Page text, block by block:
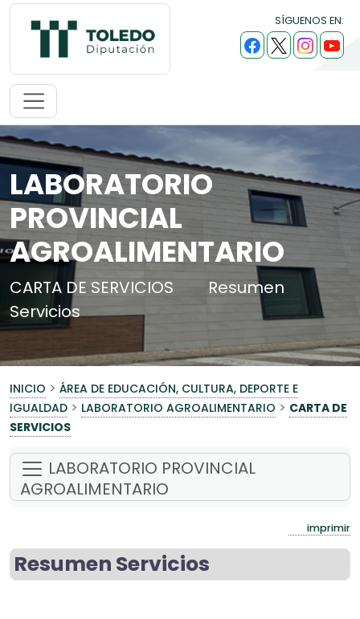
SÍGUENOS EN:
LABORATORIO
PROVINCIAL
AGROALIMENTARIO
CARTA DE SERVICIOS
Resumen
Servicios
INICIO > ÁREA DE EDUCACIÓN, CULTURA, DEPORTE E
IGUALDAD > LABORATORIO AGROALIMENTARIO > CARTA DE
SERVICIOS
LABORATORIO PROVINCIAL
AGROALIMENTARIO
imprimir
Resumen Servicios